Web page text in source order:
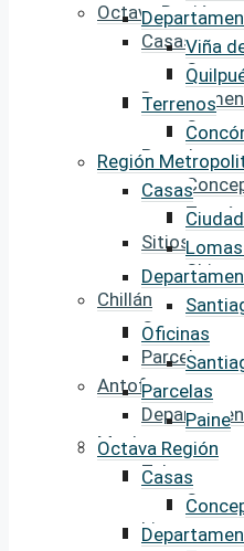
Octava Región
Casas
Parcelas
Tomé
Sitios
Chillán
Casas
Parcelas
Antofagasta
Maule
Talca
Casas
Linares
Viña
Terrenos
Región
Casas
Oficinas
Parcelas
Paine
Octava Región
Casas